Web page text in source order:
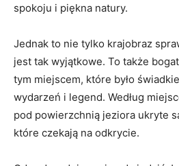
spokoju i piękna ⁤natury.
Jednak to⁢ nie tylko ⁢krajobraz
jest tak wyjątkowe. To także
tym miejscem, które było
wydarzeń ⁢i legend. Według
pod powierzchnią jeziora ukryte
które​ czekają na⁤ odkrycie.